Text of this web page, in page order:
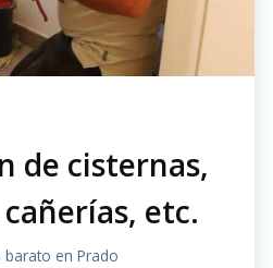
de cisternas,
etc.
barato en Prado